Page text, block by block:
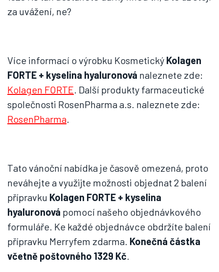
za uvážení, ne?
Více informací o výrobku Kosmetický Kolagen
FORTE + kyselina hyaluronová naleznete zde:
Kolagen FORTE. Další produkty farmaceutické
společnosti RosenPharma a.s. naleznete zde:
RosenPharma.
Tato vánoční nabídka je časově omezená, proto
neváhejte a využijte možnosti objednat 2 balení
přípravku Kolagen FORTE + kyselina
hyaluronová pomocí našeho objednávkového
formuláře. Ke každé objednávce obdržíte balení
přípravku Merryfem zdarma. Konečná částka
včetně poštovného 1329 Kč.